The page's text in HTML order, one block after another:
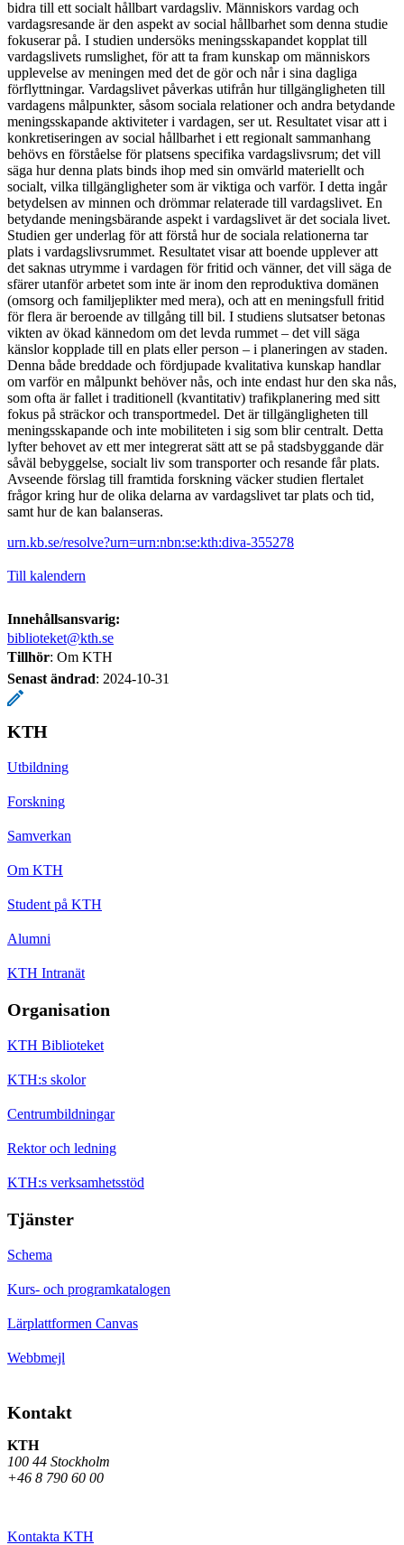
bidra till ett socialt hållbart vardagsliv. Människors vardag och
vardagsresande är den aspekt av social hållbarhet som denna studie
fokuserar på. I studien undersöks meningsskapandet kopplat till
vardagslivets rumslighet, för att ta fram kunskap om människors
upplevelse av meningen med det de gör och når i sina dagliga
förflyttningar. Vardagslivet påverkas utifrån hur tillgängligheten till
vardagens målpunkter, såsom sociala relationer och andra betydande
meningsskapande aktiviteter i vardagen, ser ut. Resultatet visar att i
konkretiseringen av social hållbarhet i ett regionalt sammanhang
behövs en förståelse för platsens specifika vardagslivsrum; det vill
säga hur denna plats binds ihop med sin omvärld materiellt och
socialt, vilka tillgängligheter som är viktiga och varför. I detta ingår
betydelsen av minnen och drömmar relaterade till vardagslivet. En
betydande meningsbärande aspekt i vardagslivet är det sociala livet.
Studien ger underlag för att förstå hur de sociala relationerna tar
plats i vardagslivsrummet. Resultatet visar att boende upplever att
det saknas utrymme i vardagen för fritid och vänner, det vill säga de
sfärer utanför arbetet som inte är inom den reproduktiva domänen
(omsorg och familjeplikter med mera), och att en meningsfull fritid
för flera är beroende av tillgång till bil. I studiens slutsatser betonas
vikten av ökad kännedom om det levda rummet – det vill säga
känslor kopplade till en plats eller person – i planeringen av staden.
Denna både breddade och fördjupade kvalitativa kunskap handlar
om varför en målpunkt behöver nås, och inte endast hur den ska nås,
som ofta är fallet i traditionell (kvantitativ) trafikplanering med sitt
fokus på sträckor och transportmedel. Det är tillgängligheten till
meningsskapande och inte mobiliteten i sig som blir centralt. Detta
lyfter behovet av ett mer integrerat sätt att se på stadsbyggande där
såväl bebyggelse, socialt liv som transporter och resande får plats.
Avseende förslag till framtida forskning väcker studien flertalet
frågor kring hur de olika delarna av vardagslivet tar plats och tid,
samt hur de kan balanseras.
urn.kb.se/resolve?urn=urn:nbn:se:kth:diva-355278
Till kalendern
Innehållsansvarig:
biblioteket@kth.se
Tillhör: Om KTH
Senast ändrad: 2024-10-31
KTH
Utbildning
Forskning
Samverkan
Om KTH
Student på KTH
Alumni
KTH Intranät
Organisation
KTH Biblioteket
KTH:s skolor
Centrumbildningar
Rektor och ledning
KTH:s verksamhetsstöd
Tjänster
Schema
Kurs- och programkatalogen
Lärplattformen Canvas
Webbmejl
Kontakt
KTH
100 44 Stockholm
+46 8 790 60 00
Kontakta KTH